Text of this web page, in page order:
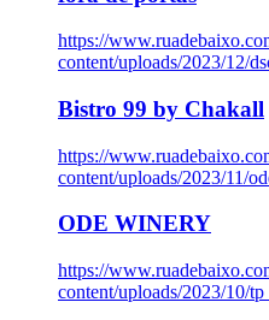
https://
content/uploads/2023/12/
Bistro 99 by Chakall
https://
content/uploads/2023/11/
ODE WINERY
https://
content/uploads/2023/10/